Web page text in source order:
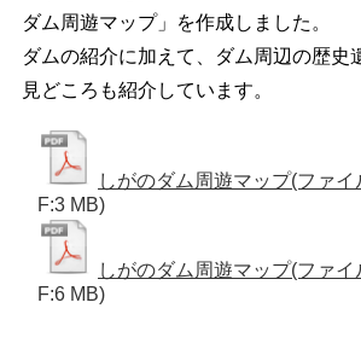
ダム周遊マップ」を作成しました。
ダムの紹介に加えて、ダム周辺の歴史
見どころも紹介しています。
しがのダム周遊マップ(ファ
F:3 MB)
しがのダム周遊マップ(ファ
F:6 MB)